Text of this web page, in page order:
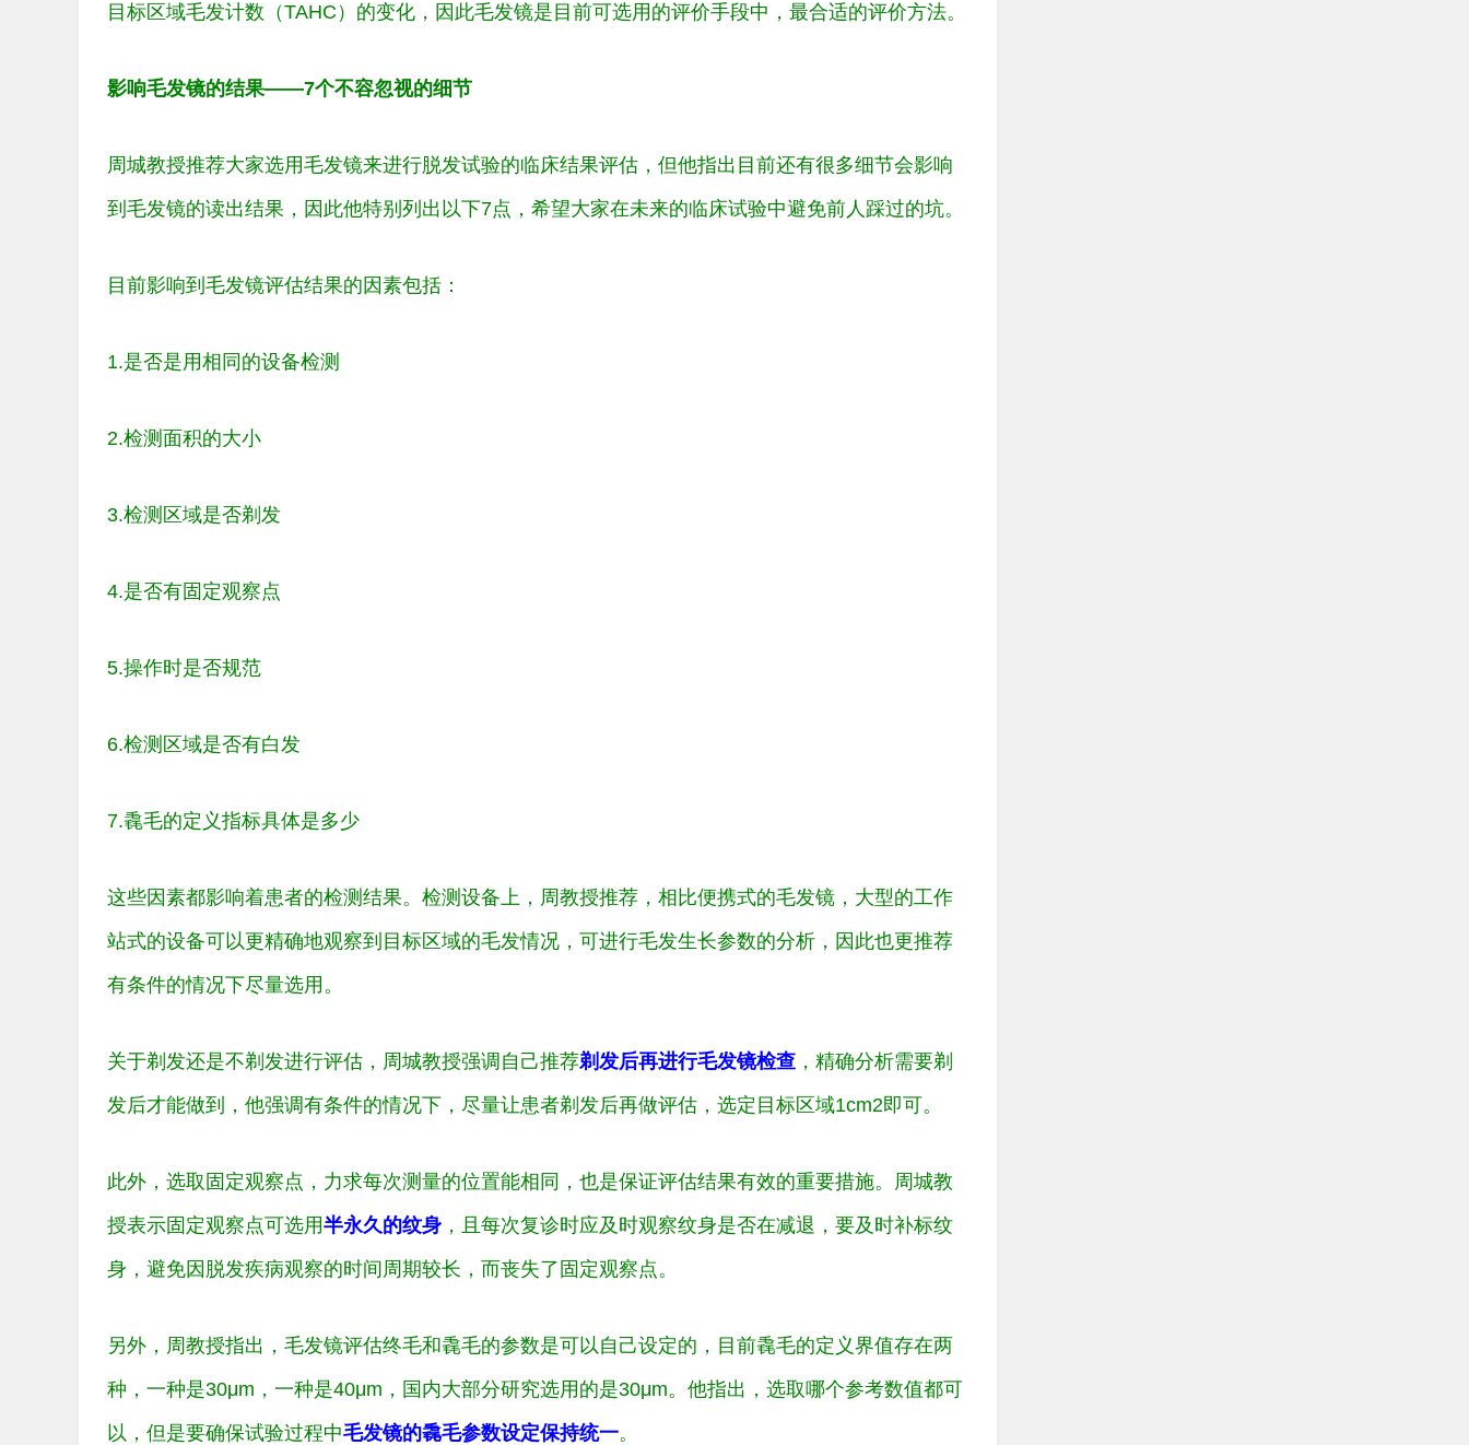
目标区域毛发计数（TAHC）的变化，因此毛发镜是目前可选用的评价手段中，最合适的评价方法。
影响毛发镜的结果——7个不容忽视的细节
周城教授推荐大家选用毛发镜来进行脱发试验的临床结果评估，但他指出目前还有很多细节会影响
到毛发镜的读出结果，因此他特别列出以下7点，希望大家在未来的临床试验中避免前人踩过的坑。
目前影响到毛发镜评估结果的因素包括：
1.是否是用相同的设备检测
2.检测面积的大小
3.检测区域是否剃发
4.是否有固定观察点
5.操作时是否规范
6.检测区域是否有白发
7.毳毛的定义指标具体是多少
这些因素都影响着患者的检测结果。检测设备上，周教授推荐，相比便携式的毛发镜，大型的工作
站式的设备可以更精确地观察到目标区域的毛发情况，可进行毛发生长参数的分析，因此也更推荐
有条件的情况下尽量选用。
关于剃发还是不剃发进行评估，周城教授强调自己推荐剃发后再进行毛发镜检查 ，精确分析需要剃
发后才能做到，他强调有条件的情况下，尽量让患者剃发后再做评估，选定目标区域1cm2即可。
此外，选取固定观察点，力求每次测量的位置能相同，也是保证评估结果有效的重要措施。周城教
授表示固定观察点可选用半永久的纹身 ，且每次复诊时应及时观察纹身是否在减退，要及时补标纹
身，避免因脱发疾病观察的时间周期较长，而丧失了固定观察点。
另外，周教授指出，毛发镜评估终毛和毳毛的参数是可以自己设定的，目前毳毛的定义界值存在两
种，一种是30μm，一种是40μm，国内大部分研究选用的是30μm。他指出，选取哪个参考数值都可
以，但是要确保试验过程中毛发镜的毳毛参数设定保持统一。